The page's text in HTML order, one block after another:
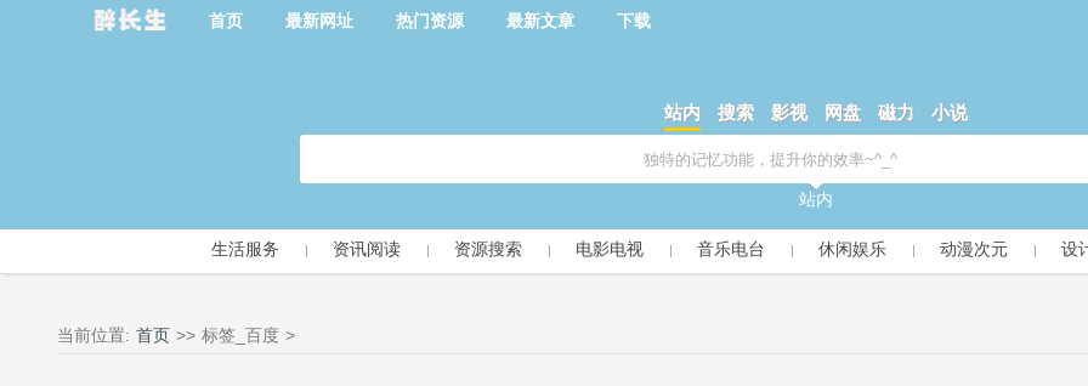
首页 最新网址 热门资源 最新文章 下载
站内 搜索 影视 网盘 磁力 小说
站内
生活服务 资讯阅读 资源搜索 电影电视 音乐电台 休闲娱乐 动漫次元 设
当前位置: 首页 >> 标签_百度 >